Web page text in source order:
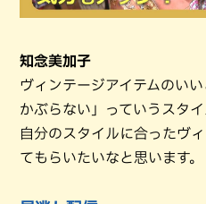
知念美加子
ヴィンテージアイテムのい
かぶらない」っていうスタ
自分のスタイルに合ったヴ
てもらいたいなと思います。